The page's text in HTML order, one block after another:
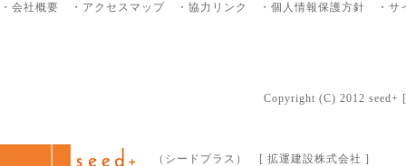
・会社概要
・アクセスマップ ・協力リンク ・個人情報保護方針 ・サ
Copyright (C) 2012
（シードプラス） [ 拡運建設株式会社 ]